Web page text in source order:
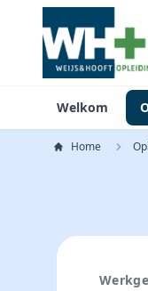
Welkom
Home